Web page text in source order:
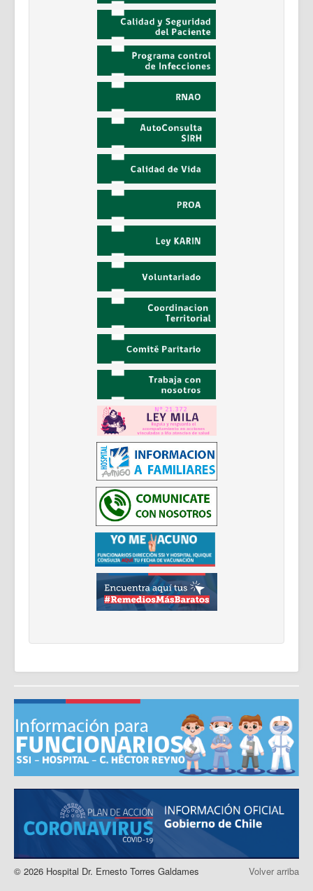
Volver arriba
© 2026 Hospital Dr. Ernesto Torres Galdames